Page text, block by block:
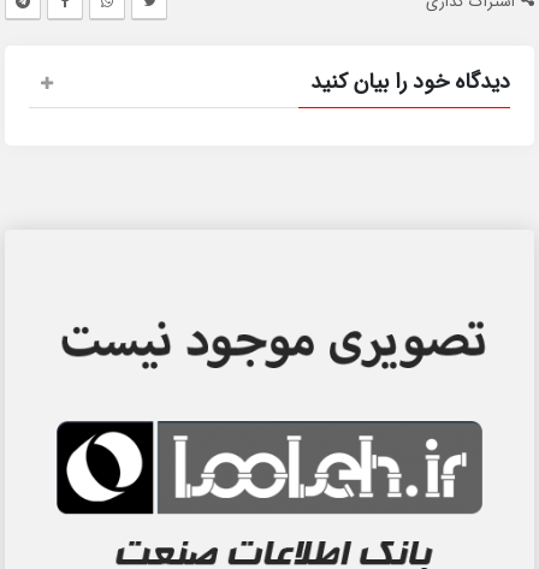
دیدگاه خود را بیان کنید